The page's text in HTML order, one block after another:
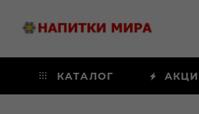
КАТАЛОГ